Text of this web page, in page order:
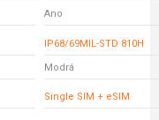
Ano
IP68/69MIL-STD 810H
Modrá
Single SIM + eSIM